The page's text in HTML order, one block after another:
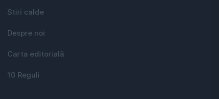
Stiri calde
Despre noi
Carta editorială
10 Reguli